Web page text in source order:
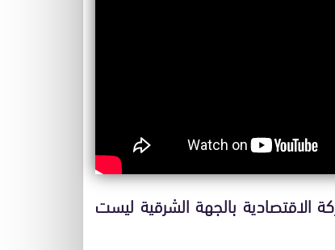
الاقتصادية بالجهة الشرقية ليست